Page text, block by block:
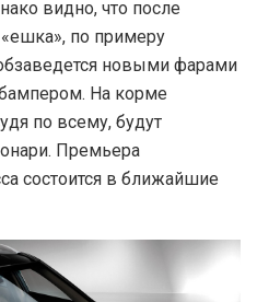
видно, что после
по примеру
новыми фарами
На корме
по всему, будут
Премьера
состоится в ближайшие